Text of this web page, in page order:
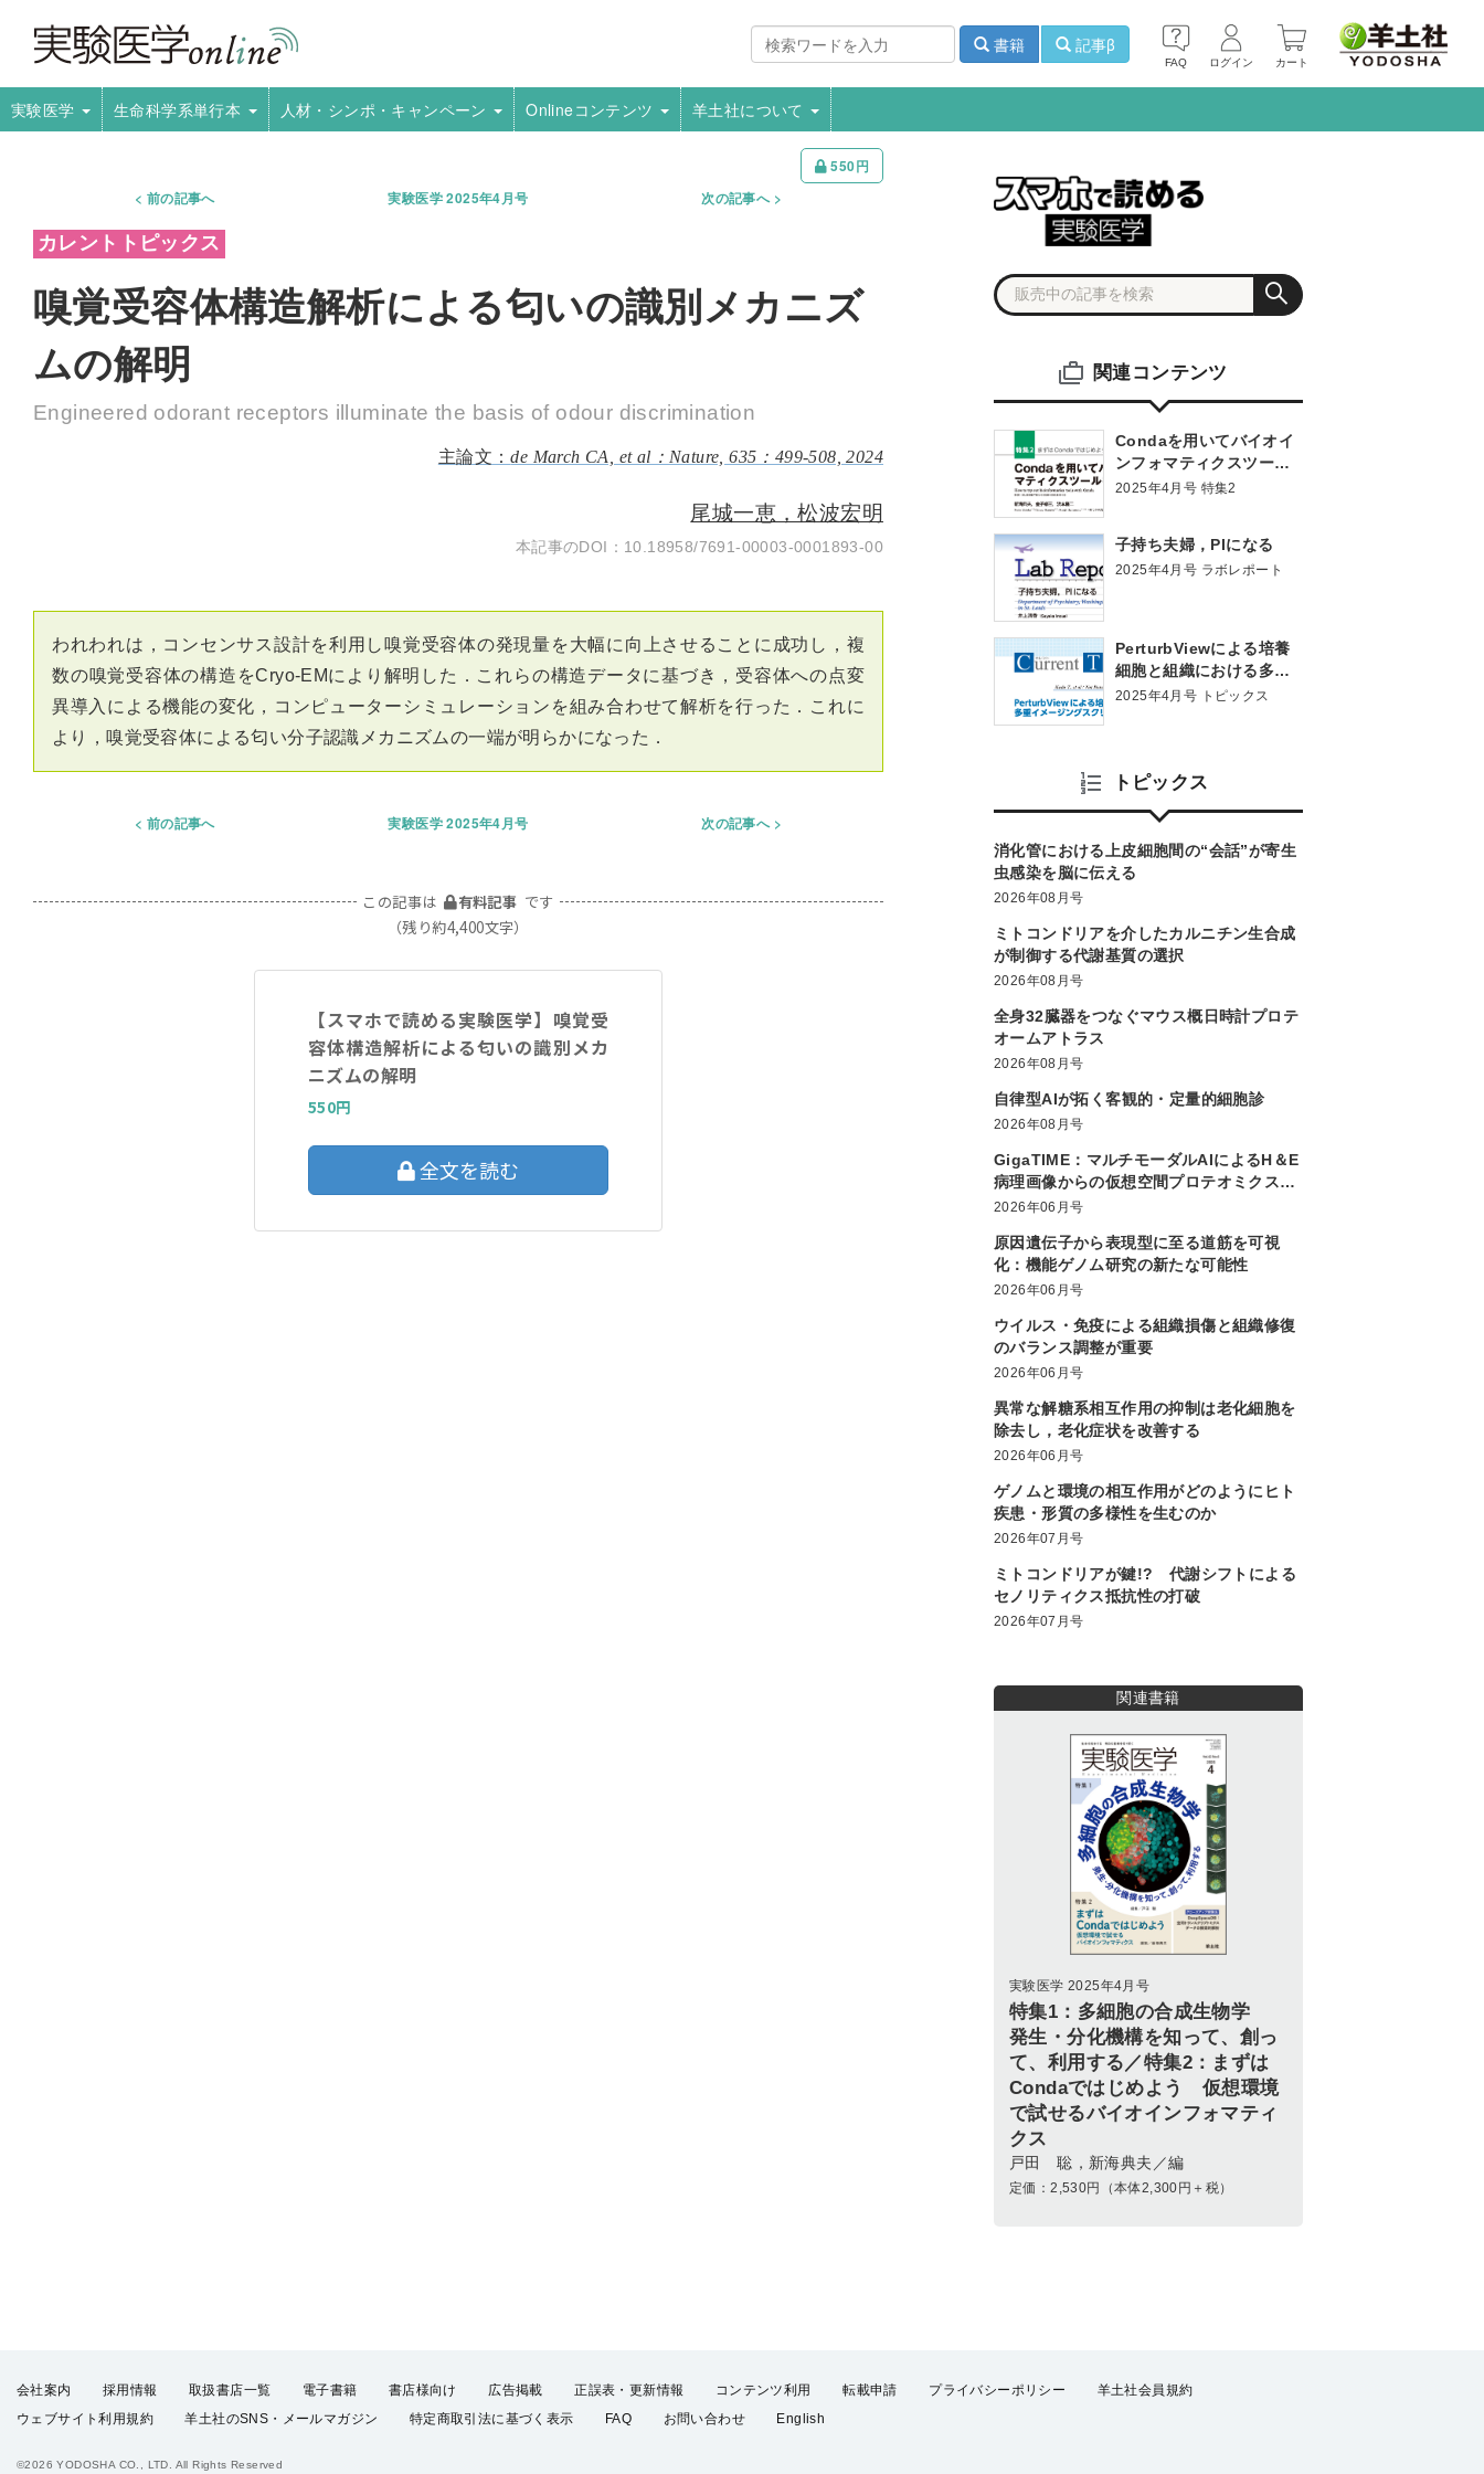
FAQ ログイン カート
書籍 記事β
実験医学 生命科学系単行本 人材・シンポ・キャンペーン Onlineコンテンツ 羊土社について
550円
前の記事へ
実験医学 2025年4月号 次の記事へ
嗅覚受容体構造解析による匂いの識別メカニズ
ムの解明
Engineered odorant receptors illuminate the basis of odour discrimination
de March CA, et al：Nature, 635：499-508, 2024
尾城一恵，松波宏明
10.18958/7691-00003-0001893-00
われわれは，コンセンサス設計を利用し嗅覚受容体の発現量を大幅に向上させることに成功し，複
数の嗅覚受容体の構造をCryo-EMにより解明した．これらの構造データに基づき，受容体への点変
異導入による機能の変化，コンピューターシミュレーションを組み合わせて解析を行った．これに
より，嗅覚受容体による匂い分子認識メカニズムの一端が明らかになった．
前の記事へ 実験医学 2025年4月号 次の記事へ
この記事は 有料記事 です
（残り約4,400文字）
【スマホで読める実験医学】嗅覚受
容体構造解析による匂いの識別メカ
ニズムの解明
550円
全文を読む
関連コンテンツ
Condaを用いてバイオイ
ンフォマティクスツール
を試す
2025年4月号 特集2
子持ち夫婦，PIになる
2025年4月号 ラボレポート
PerturbViewによる培養
細胞と組織における多重
イメージングスクリーニ
2025年4月号 トピックス
トピックス
消化管における上皮細胞間の“会話”が寄生
虫感染を脳に伝える
2026年08月号
ミトコンドリアを介したカルニチン生合成
が制御する代謝基質の選択
2026年08月号
全身32臓器をつなぐマウス概日時計プロテ
オームアトラス
2026年08月号
自律型AIが拓く客観的・定量的細胞診
2026年08月号
GigaTIME：マルチモーダルAIによるH＆E
病理画像からの仮想空間プロテオミクス生
成大規模かつ多様な患者集団での腫瘍免疫
2026年06月号
原因遺伝子から表現型に至る道筋を可視
化：機能ゲノム研究の新たな可能性
2026年06月号
ウイルス・免疫による組織損傷と組織修復
のバランス調整が重要
2026年06月号
異常な解糖系相互作用の抑制は老化細胞を
除去し，老化症状を改善する
2026年06月号
ゲノムと環境の相互作用がどのようにヒト
疾患・形質の多様性を生むのか
2026年07月号
ミトコンドリアが鍵!? 代謝シフトによる
セノリティクス抵抗性の打破
2026年07月号
関連書籍
実験医学 2025年4月号
特集1：多細胞の合成生物学
発生・分化機構を知って、創っ
て、利用する／特集2：まずは
Condaではじめよう 仮想環境
で試せるバイオインフォマティ
クス
戸田 聡，新海典夫／編
定価：2,530円（本体2,300円＋税）
会社案内 採用情報 取扱書店一覧 電子書籍 書店様向け 広告掲載 正誤表・更新情報 コンテンツ利用 転載申請 プライバシーポリシー
羊土社会員規約
ウェブサイト利用規約
羊土社のSNS・メールマガジン 特定商取引法に基づく表示 FAQ お問い合わせ English
©2026 YODOSHA CO., LTD. All Rights Reserved